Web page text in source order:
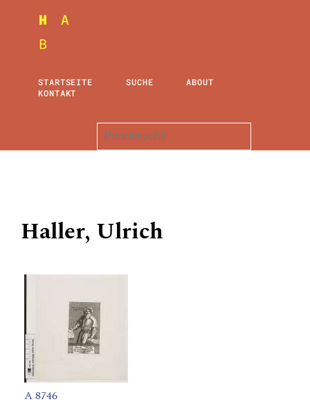
STARTSEITE SUCHE
ABOUT
KONTAKT
Haller, Ulrich
A 8746